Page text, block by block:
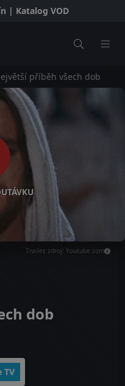
| Katalog VOD
příběh všech dob
Trailer, zdroj: Youtube.com
dob
TV